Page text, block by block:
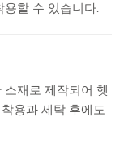
할 수 있습니다.
재로 제작되어 햇
용과 세탁 후에도